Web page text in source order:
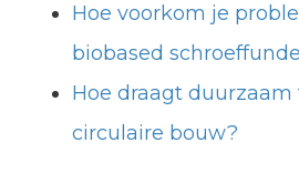
Hoe voorkom je
biobased
Hoe draagt
circulaire bouw?